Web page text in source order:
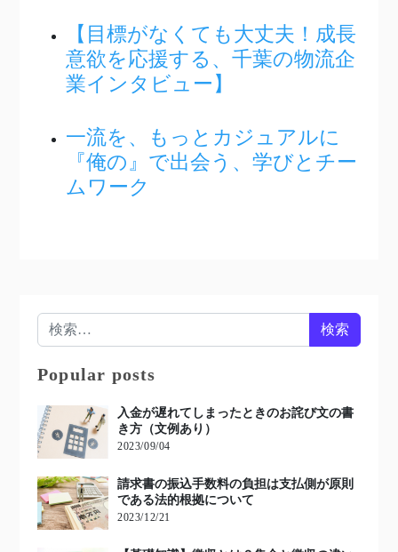
【目標がなくても大丈夫！成長
意欲を応援する、千葉の物流企
業インタビュー】
一流を、もっとカジュアルに
『俺の』で出会う、学びとチー
ムワーク
検索:
Popular posts
入金が遅れてしまったときのお詫び文の書
き方（文例あり）
2023/09/04
請求書の振込手数料の負担は支払側が原則
である法的根拠について
2023/12/21